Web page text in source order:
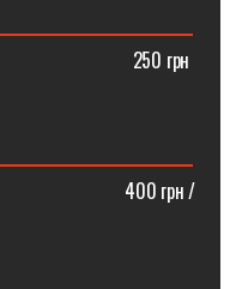
грн
грн /